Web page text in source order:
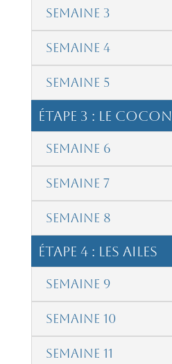
Semaine 3
Semaine 4
Semaine 5
étape 3 : Le Cocon
Semaine 6
Semaine 7
Semaine 8
étape 4 : Les Ailes
Semaine 9
Semaine 10
Semaine 11